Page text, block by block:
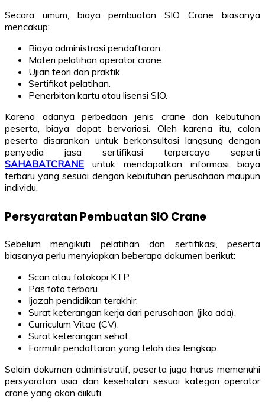
Secara umum, biaya pembuatan SIO Crane biasanya
mencakup:
Biaya administrasi pendaftaran.
Materi pelatihan operator crane.
Ujian teori dan praktik.
Sertifikat pelatihan.
Penerbitan kartu atau lisensi SIO.
Karena adanya perbedaan jenis crane dan kebutuhan
peserta, biaya dapat bervariasi. Oleh karena itu, calon
peserta disarankan untuk berkonsultasi langsung dengan
penyedia jasa sertifikasi terpercaya seperti
SAHABATCRANE untuk mendapatkan informasi biaya
terbaru yang sesuai dengan kebutuhan perusahaan maupun
individu.
Persyaratan Pembuatan SIO Crane
Sebelum mengikuti pelatihan dan sertifikasi, peserta
biasanya perlu menyiapkan beberapa dokumen berikut:
Scan atau fotokopi KTP.
Pas foto terbaru.
Ijazah pendidikan terakhir.
Surat keterangan kerja dari perusahaan (jika ada).
Curriculum Vitae (CV).
Surat keterangan sehat.
Formulir pendaftaran yang telah diisi lengkap.
Selain dokumen administratif, peserta juga harus memenuhi
persyaratan usia dan kesehatan sesuai kategori operator
crane yang akan diikuti.